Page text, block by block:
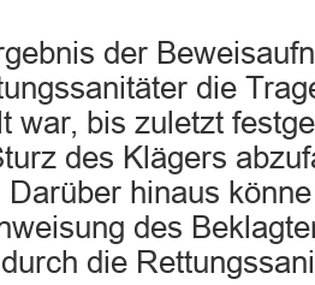
der
die
war, bis zuletzt
des Klägers
hinaus
des
die